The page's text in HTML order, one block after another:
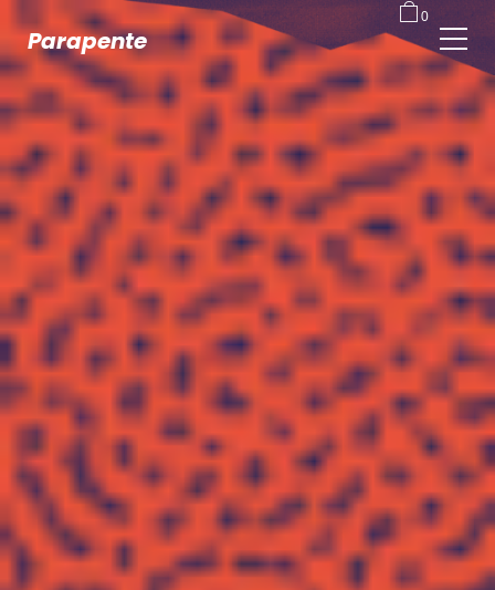
Parapente
0